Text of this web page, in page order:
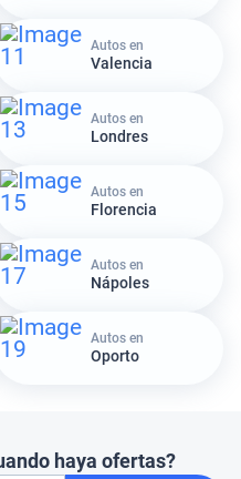
Autos en
Valencia
Autos en
Londres
Autos en
Florencia
Autos en
Nápoles
Autos en
Oporto
haya ofertas?